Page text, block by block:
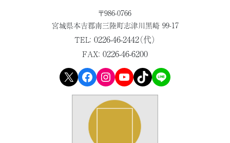
〒986-0766
宮城県本吉郡南三陸町志津川黒崎 99-17
TEL： 0226-46-2442（代）
FAX： 0226-46-6200
X Facebook Instagram YouTube TikTok LINE